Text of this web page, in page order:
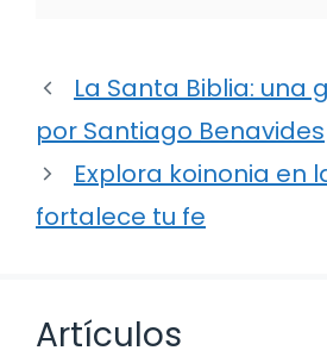
La Santa Biblia: una
por Santiago Benavides
Explora koinonia en
fortalece tu fe
Artículos